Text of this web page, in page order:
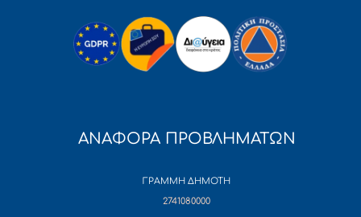
ΑΝΑΦΟΡΑ ΠΡΟΒΛΗΜΑΤΩΝ
ΓΡΑΜΜΗ ΔΗΜΟΤΗ
2741080000